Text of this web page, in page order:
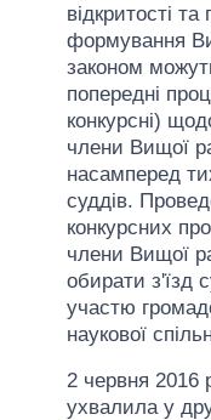
відкритості
формування
законом
попередні
конкурсні)
члени Вищої
насамперед
суддів.
конкурсних
члени Вищої
обирати з'їзд
участю
наукової
2 червня 2016
ухвалила у